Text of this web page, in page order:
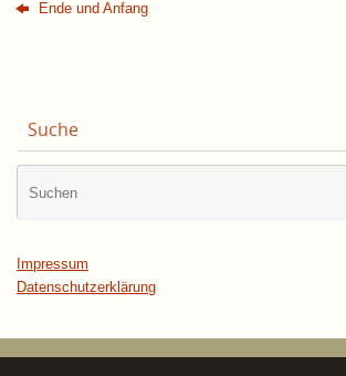
Ende und Anfang
Suche
Impressum
Datenschutzerklärung